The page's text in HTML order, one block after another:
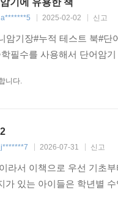
과학과 기술
컴퓨터와 도구
세계와 사회
기에 유용한 책
a*******5 2025-02-02 신고
암기장#누적 테스트 북#
필수를 사용해서 단어암
니다.
j*******7 2026-07-31 신고
라서 이책으로 우선 기초
가 있는 아이들은 학년별